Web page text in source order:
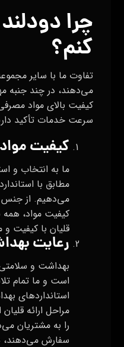
چرا
کنم؟
تفاوت ما با سایر
می‌دهند، در چند
کیفیت بالای مواد
سرعت خدمات تأکید
کیفیت
ما به انتخاب و
مطابق با
می‌دهیم. از جنس
کیفیت مواد، همه
قلیان با کیفیت
رعایت
بهداشت و
است و ما تمام
استانداردهای
مراحل ارائه
را به مشتریان
سفارش می‌دهند،